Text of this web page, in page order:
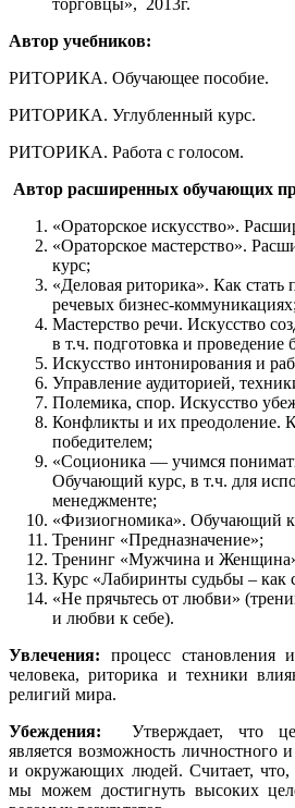
Автор учебников:
РИТОРИКА. Обучающее пособие.
РИТОРИКА. Углубленный курс.
РИТОРИКА. Работа с голосом.
Автор расширенных обучающих
«Ораторское искусство».
«Ораторское мастерство».
курс;
«Деловая риторика». Как стать
речевых бизнес-коммуникациях;
Мастерство речи. Искусство
в т.ч. подготовка и проведение
Искусство интонирования и
Управление аудиторией,
Полемика, спор. Искусство
Конфликты и их преодоление.
победителем;
«Соционика — учимся
Обучающий курс, в т.ч. для
менеджменте;
«Физиогномика». Обучающий
Тренинг «Предназначение»;
Тренинг «Мужчина и
Курс «Лабиринты судьбы – как
«Не прячьтесь от любви»
и любви к себе).
Увлечения: процесс становления
человека, риторика и техники
религий мира.
Убеждения: Утверждает, что
является возможность личностного
и окружающих людей. Считает, что,
мы можем достигнуть высоких